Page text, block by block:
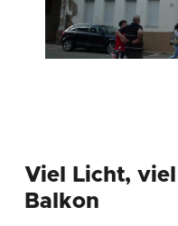
Viel Licht,
Balkon